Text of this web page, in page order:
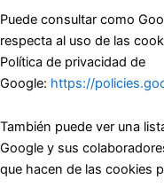
Puede consultar como
respecta al uso de las
Política de privacidad de
Google: https://
También puede ver una
Google y sus
que hacen de las cookies